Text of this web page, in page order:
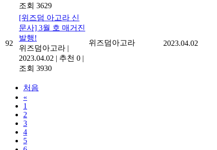
조회 3629
92
[위즈덤 아고라 신
문사] 3월 호 매거진
발행!
위즈덤아고라 |
2023.04.02 | 추천 0 |
조회 3930
위즈덤아고라 2023.04.02
처음
«
1
2
3
4
5